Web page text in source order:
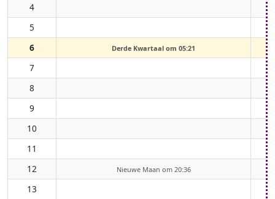
4
5
6
Derde Kwartaal om 05:21
7
8
9
10
11
12
Nieuwe Maan om 20:36
13